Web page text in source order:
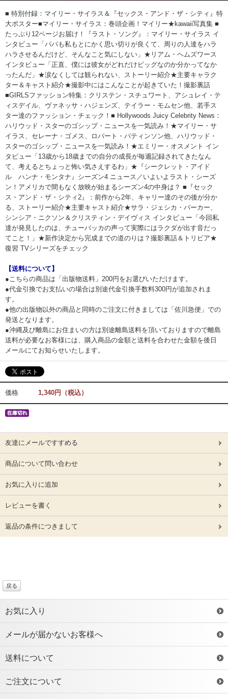
■ 特別付録：マイリー・サイラス＆『セックス・アンド・ザ・シティ』特
大ポスター■マイリー・サイラス：巻頭企画！マイリー★kawaii写真集 ■
たっぷり12ページお届け！『ラスト・ソング』：マイリー・サイラス イ
ンタビュー「パパも私もとにかく思い切りが良くて、周りの人達をハラ
ハラさせるんだけど、そんなこと気にしない」★リアム・ヘムズワース
インタビュー「正直、僕には彼女がどれだけビッグなのか分かってなか
ったんだ」★涙なくしては観られない、ストーリー紹介★主要キャラク
ター＆キャスト紹介★撮影中にはこんなことが起きていた！撮影裏話
■GIRLSファッション特集：クリステン・スチュワート、アシュレイ・テ
ィスデイル、ヴァネッサ・ハジェンズ、テイラー・モムセン他、若手ス
ター達のファッション・チェック！■ Hollywoods Juicy Celebrity News：
ハリウッド・スターのゴシップ・ニュースを一気読み！★マイリー・サ
イラス、セレーナ・ゴメス、ロバート・パティンソン他、ハリウッド・
スターのゴシップ・ニュースを一気読み！★エミリー・オスメント イン
タビュー「13歳から18歳までの自分の成長が毎週記録されてきたなん
て、考えるとちょっと怖い気さえするわ」★『シークレット・アイド
ル ハンナ・モンタナ』シーズン4 ニュース／いよいよラスト・シーズ
ン！アメリカで間もなく放映が始まるシーズン4の中身は？ ■『セック
ス・アンド・ザ・シティ2』：前作から2年、キャリー達のその後が分か
る、ストーリー紹介★主要キャスト紹介★サラ・ジェシカ・パーカー、
シンシア・ニクソン＆クリスティン・デイヴィス インタビュー「今回私
達が発見したのは、チューバッカの声って実際にはラクダが出す音だっ
てこと！」★新作決定から完成までの道のりは？撮影裏話＆トリビア★
復習 TVシリーズをチェック
【送料について】
●こちらの商品は「出版物送料」200円をお選びいただけます。
●代金引換でお支払いの場合は別途代金引換手数料300円が追加されま
す。
●他の出版物以外の商品と同時のご注文に付きましては「佐川急便」での
発送となります。
●沖縄及び離島にお住まいの方は別途離島送料を頂いておりますので離島
送料が必要なお客様には、購入商品の金額と送料を合わせた金額を後日
メールにてお知らせいたします。
価格 1,340円（税込）
友達にメールですすめる
商品について問い合わせ
お気に入りに追加
レビューを書く
返品の条件につきまして
戻る
お気に入り
メールが届かないお客様へ
送料について
ご注文について